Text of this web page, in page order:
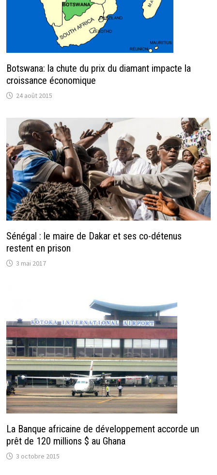
Botswana: la chute du prix du diamant impacte la
croissance économique
24 août 2015
Sénégal : le maire de Dakar et ses co-détenus
restent en prison
3 mai 2017
La Banque africaine de développement accorde un
prêt de 120 millions $ au Ghana
3 octobre 2015